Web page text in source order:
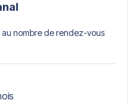
nombre de rendez-vous